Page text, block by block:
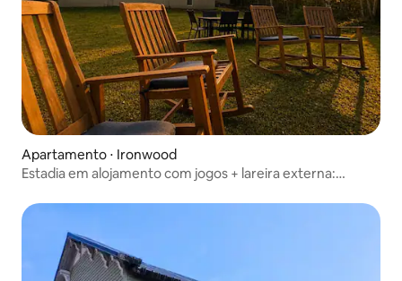
Apartamento ⋅ Ironwood
Estadia em alojamento com jogos + lareira externa: